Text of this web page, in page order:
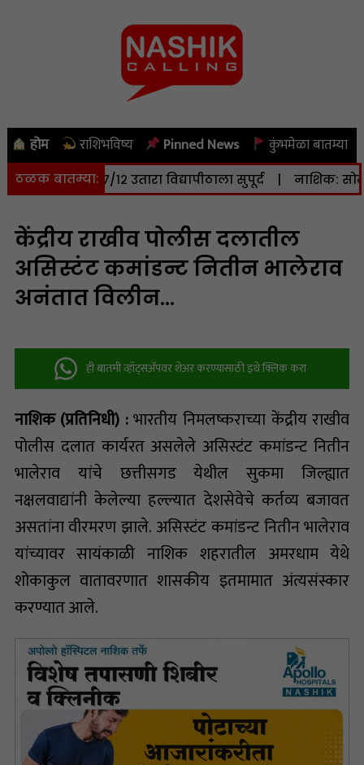
होम राशिभविष्य Pinned News कुंभमेळा बातम्या
ठळक बातम्या:
७/१२ उतारा विद्यापीठाला सुपूर्द | नाशिक: सोमवारी
केंद्रीय राखीव पोलीस दलातील
असिस्टंट कमांडन्ट नितीन भालेराव
अनंतात विलीन…
ही बातमी व्हॉट्सअ‍ॅपवर शेअर करण्यासाठी इथे क्लिक करा
नाशिक (प्रतिनिधी) :भारतीय निमलष्कराच्या केंद्रीय राखीव
पोलीस दलात कार्यरत असलेले असिस्टंट कमांडन्ट नितीन
भालेराव यांचे छत्तीसगड येथील सुकमा जिल्ह्यात
नक्षलवाद्यांनी केलेल्या हल्ल्यात देशसेवेचे कर्तव्य बजावत
असतांना वीरमरण झाले. असिस्टंट कमांडन्ट नितीन भालेराव
यांच्यावर सायंकाळी नाशिक शहरातील अमरधाम येथे
शोकाकुल वातावरणात शासकीय इतमामात अंत्यसंस्कार
करण्यात आले.